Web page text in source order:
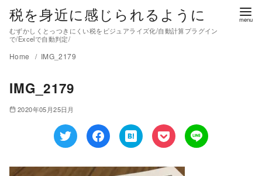
税を身近に感じられるように
むずかしくとっつきにくい税をビジュアライズ化/自動計算プラグイン
で/Excelで自動判定/
Home IMG_2179
IMG_2179
2020年05月25日月